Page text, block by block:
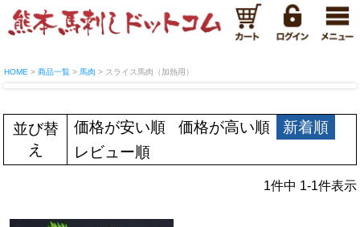
HOME 商品一覧 馬肉 スライス馬肉（加熱用）
並び替
え
価格が安い順 価格が高い順
新着順
レビュー順
1件中 1-1件表示